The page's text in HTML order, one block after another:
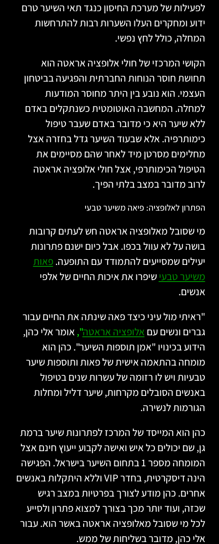
לפעילות של מערכת החיסון כנגד תאי השיער טרם
ידוע ומחקרים העלו השערות רבות להתרחשות
המחלה, כולל לחץ נפשי.
הקושי המרכזי של חולי אלופציה אראטה הוא
תחושת חוסר הנוחות החברתית והפגיעה בביטחון
העצמי. הוא נובע בין היתר מחוסר המודעות
למחלה. המחשבה האוטומטית כשנתקלים באדם
ללא שיער היא כי מדובר באדם שעבר טיפול
כימותרפיה. אלא שבעוד השיער גדל בחזרה אצל
מחלימים מסרטן מיד לאחר שהם מסיימים את
הטיפול הכימותרפי, אצל חולי אלופציה אראטה
לרוב מדובר במצב בלתי הפיך.
הפתרון לאלופציה: פיאה משיער טבעי
מי שסובל מאלופציה אראטה חש לעתים קרובות
בושה על לא עוול בכפו. אבל כיום ישנם פתרונות
יעילים שמסייעים להתמודד עם התופעה.פאות
משיער טבעי שיפרו את איכות החיים של אלפי
אנשים.
"ראיתי מול עיני כיצד פאה שינתה את החיים עבור
גברים ונשים עם אלופציה אראטה", אומר אלי כהן,
הידוע בכינויו "אמן תוספות השיער". כהן הוא
מומחה בהתאמה אישית של פאות ותוספות שיער
טבעיות ויש לו רזומה של עשרות שנים בטיפול
באנשים הסובלים מקרחות, שיער דליל ומחלות
הגורמות לנשירה.
כהן הוא המייסד של המרכז לפתרונות שיער ברמת
גן, שם יכולים כל איש ואישה לקבוע ייעוץ חינם אצל
המומחה מספר 1 בתחום השיער בישראל. הפגישה
הינה דיסקרטית, בחדר VIP וללא היתקלות באנשים
אחרים. כהן מודע לצורך בפרטיות במצב רגיש
שכזה, ועוד יותר מכך בצורך למצוא פתרון ולסייע
לכל מי שסובל מאלופציה אראטה באשר הוא. עבור
אלי כהן, מדובר בשליחות של ממש.